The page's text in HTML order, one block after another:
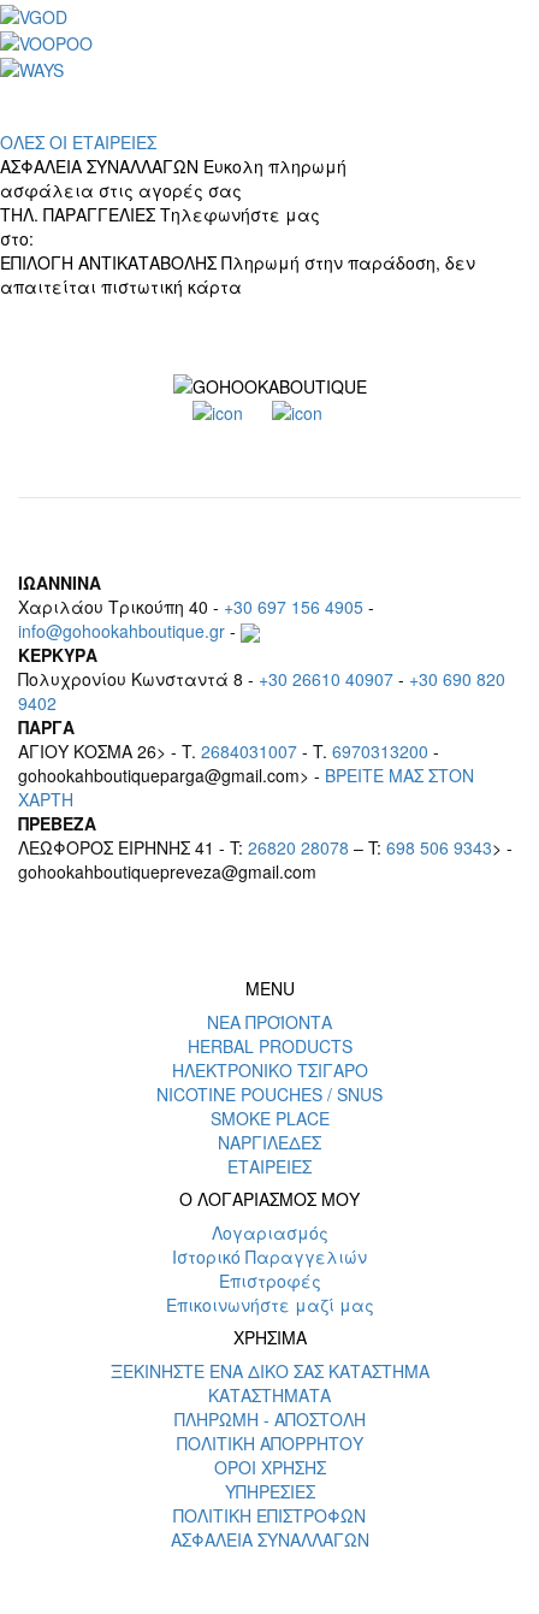
ΟΛΕΣ ΟΙ ΕΤΑΙΡΕΙΕΣ
ΑΣΦΑΛΕΙΑ ΣΥΝΑΛΛΑΓΩΝ Ευκολη πληρωμή
ασφάλεια στις αγορές σας
ΤΗΛ. ΠΑΡΑΓΓΕΛΙΕΣ Τηλεφωνήστε μας
στο:
ΕΠΙΛΟΓΗ ΑΝΤΙΚΑΤΑΒΟΛΗΣ Πληρωμή στην παράδοση, δεν
απαιτείται πιστωτική κάρτα
ΙΩΑΝΝΙΝΑ
Χαριλάου Τρικούπη 40 - +30 697 156 4905 -
info@gohookahboutique.gr -
ΚΕΡΚΥΡΑ
Πολυχρονίου Κωνσταντά 8 - +30 26610 40907 - +30 690 820
9402
ΠΑΡΓΑ
ΑΓΙΟΥ ΚΟΣΜΑ 26> - T. 2684031007 - T. 6970313200 -
gohookahboutiqueparga@gmail.com> - BΡEITE MAΣ ΣΤΟΝ
ΧΑΡΤΗ
ΠΡΕΒΕΖΑ
ΛΕΩΦΟΡΟΣ ΕΙΡΗΝΗΣ 41 - T: 26820 28078 – T: 698 506 9343> -
gohookahboutiquepreveza@gmail.com
MENU
ΝΕΑ ΠΡΟΪΟΝΤΑ
HERBAL PRODUCTS
ΗΛΕΚΤΡΟΝΙΚΟ ΤΣΙΓΑΡΟ
NICOTINE POUCHES / SNUS
SMOKE PLACE
ΝΑΡΓΙΛΕΔΕΣ
ΕΤΑΙΡΕΙΕΣ
Ο ΛΟΓΑΡΙΑΣΜΟΣ ΜΟΥ
Λογαριασμός
Ιστορικό Παραγγελιών
Επιστροφές
Επικοινωνήστε μαζί μας
ΧΡΗΣΙΜΑ
ΞΕΚΙΝΗΣΤΕ ΕΝΑ ΔΙΚΟ ΣΑΣ ΚΑΤΑΣΤΗΜΑ
ΚΑΤΑΣΤΗΜΑΤΑ
ΠΛΗΡΩΜΗ - ΑΠΟΣΤΟΛΗ
ΠΟΛΙΤΙΚΗ ΑΠΟΡΡΗΤΟΥ
ΟΡΟΙ ΧΡΗΣΗΣ
ΥΠΗΡΕΣΙΕΣ
ΠΟΛΙΤΙΚΗ ΕΠΙΣΤΡΟΦΩΝ
ΑΣΦΑΛΕΙΑ ΣΥΝΑΛΛΑΓΩΝ